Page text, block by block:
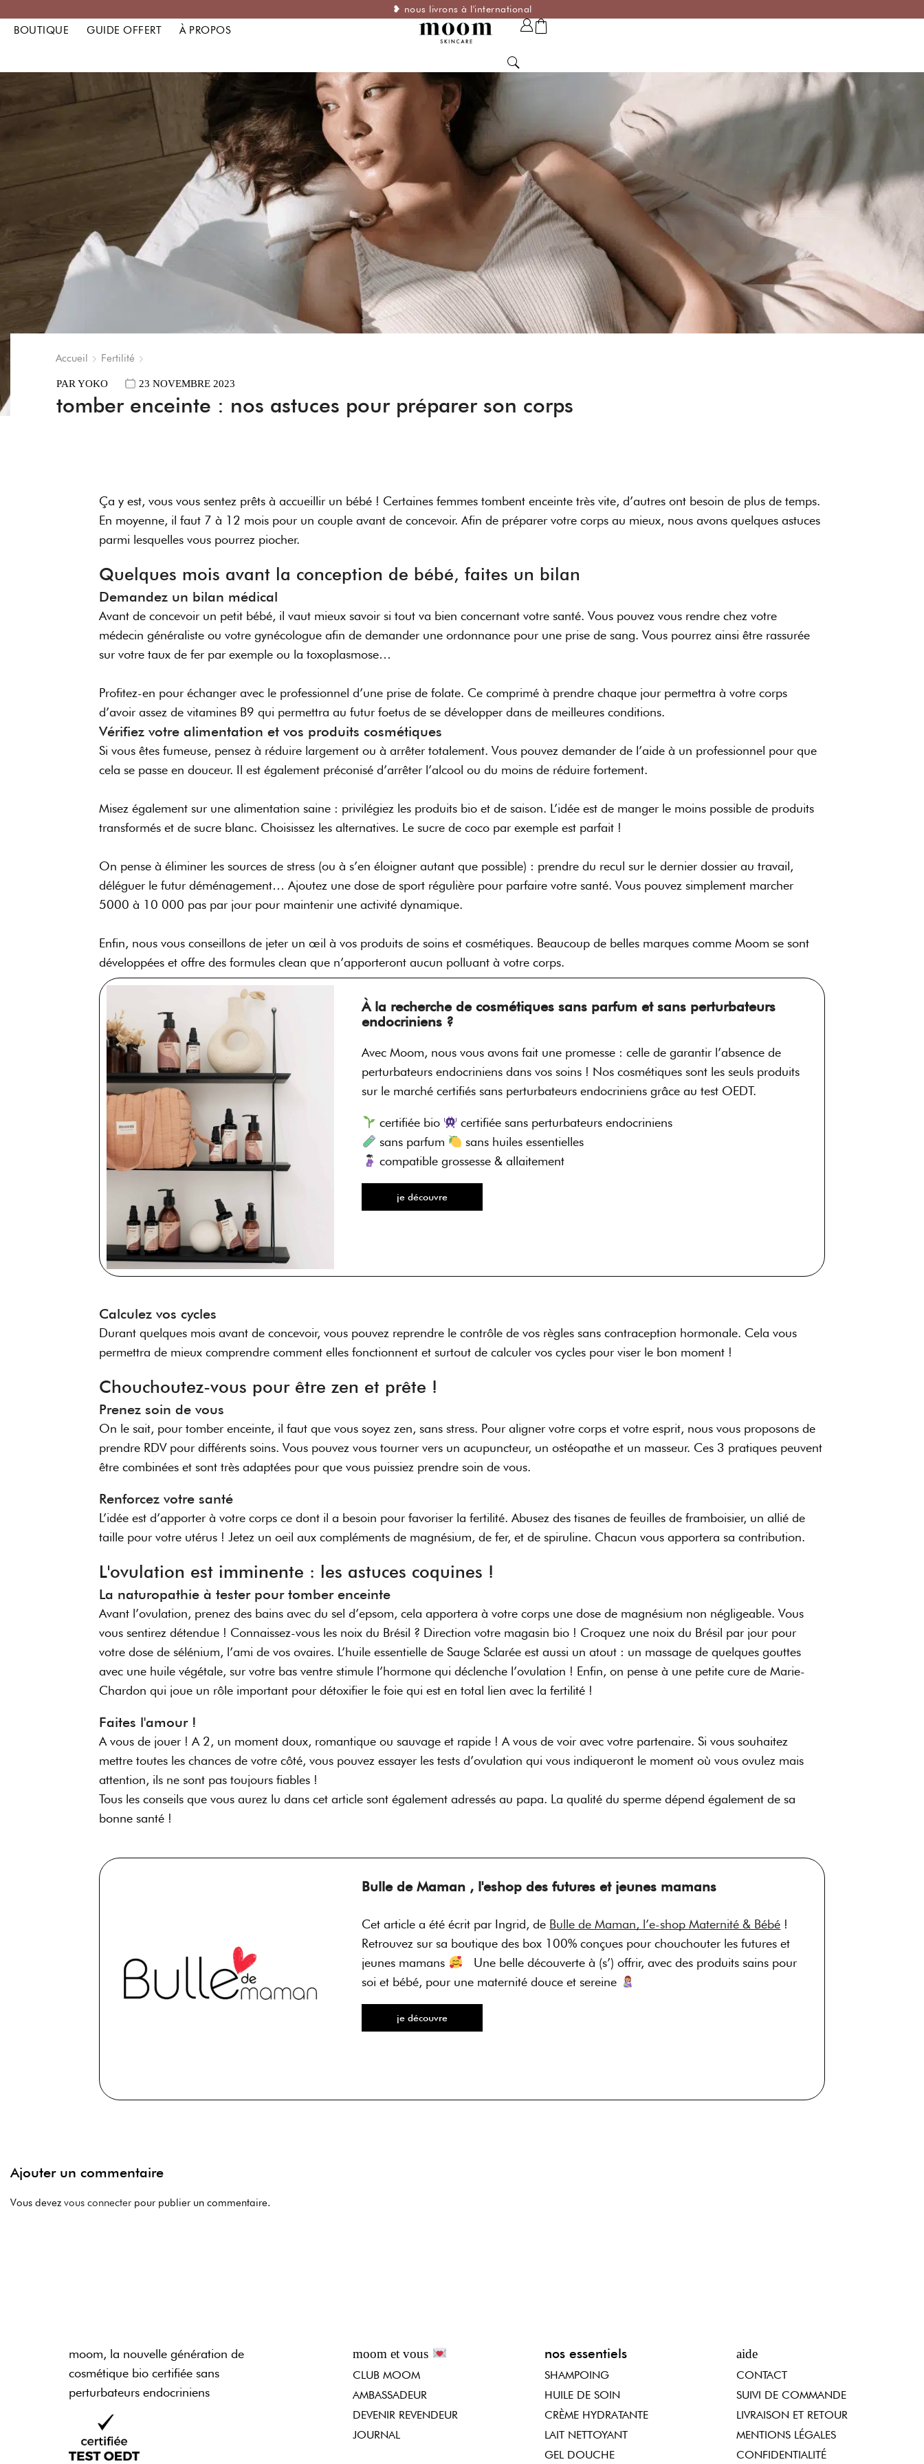
❥ nous livrons à l'international
BOUTIQUE GUIDE OFFERT À PROPOS
Accueil Fertilité
PAR YOKO 23 NOVEMBRE 2023
tomber enceinte : nos astuces pour préparer son corps
Ça y est, vous vous sentez prêts à accueillir un bébé ! Certaines femmes tombent enceinte très vite, d’autres ont besoin de plus de temps.
En moyenne, il faut 7 à 12 mois pour un couple avant de concevoir. Afin de préparer votre corps au mieux, nous avons quelques astuces
parmi lesquelles vous pourrez piocher.
Quelques mois avant la conception de bébé, faites un bilan
Demandez un bilan médical
Avant de concevoir un petit bébé, il vaut mieux savoir si tout va bien concernant votre santé. Vous pouvez vous rendre chez votre
médecin généraliste ou votre gynécologue afin de demander une ordonnance pour une prise de sang. Vous pourrez ainsi être rassurée
sur votre taux de fer par exemple ou la toxoplasmose…
Profitez-en pour échanger avec le professionnel d’une prise de folate. Ce comprimé à prendre chaque jour permettra à votre corps
d’avoir assez de vitamines B9 qui permettra au futur foetus de se développer dans de meilleures conditions.
Vérifiez votre alimentation et vos produits cosmétiques
Si vous êtes fumeuse, pensez à réduire largement ou à arrêter totalement. Vous pouvez demander de l’aide à un professionnel pour que
cela se passe en douceur. Il est également préconisé d’arrêter l’alcool ou du moins de réduire fortement.
Misez également sur une alimentation saine : privilégiez les produits bio et de saison. L’idée est de manger le moins possible de produits
transformés et de sucre blanc. Choisissez les alternatives. Le sucre de coco par exemple est parfait !
On pense à éliminer les sources de stress (ou à s’en éloigner autant que possible) : prendre du recul sur le dernier dossier au travail,
déléguer le futur déménagement… Ajoutez une dose de sport régulière pour parfaire votre santé. Vous pouvez simplement marcher
5000 à 10 000 pas par jour pour maintenir une activité dynamique.
Enfin, nous vous conseillons de jeter un œil à vos produits de soins et cosmétiques. Beaucoup de belles marques comme Moom se sont
développées et offre des formules clean que n’apporteront aucun polluant à votre corps.
À la recherche de cosmétiques sans parfum et sans perturbateurs
endocriniens ?
Avec Moom, nous vous avons fait une promesse : celle de garantir l’absence de
perturbateurs endocriniens dans vos soins ! Nos cosmétiques sont les seuls produits
sur le marché certifiés sans perturbateurs endocriniens grâce au test OEDT.
certifiée bio
certifiée sans perturbateurs endocriniens
sans parfum
sans huiles essentielles
compatible grossesse & allaitement
je découvre
Calculez vos cycles
Durant quelques mois avant de concevoir, vous pouvez reprendre le contrôle de vos règles sans contraception hormonale. Cela vous
permettra de mieux comprendre comment elles fonctionnent et surtout de calculer vos cycles pour viser le bon moment !
Chouchoutez-vous pour être zen et prête !
Prenez soin de vous
On le sait, pour tomber enceinte, il faut que vous soyez zen, sans stress. Pour aligner votre corps et votre esprit, nous vous proposons de
prendre RDV pour différents soins. Vous pouvez vous tourner vers un acupuncteur, un ostéopathe et un masseur. Ces 3 pratiques peuvent
être combinées et sont très adaptées pour que vous puissiez prendre soin de vous.
Renforcez votre santé
L’idée est d’apporter à votre corps ce dont il a besoin pour favoriser la fertilité. Abusez des tisanes de feuilles de framboisier, un allié de
taille pour votre utérus ! Jetez un oeil aux compléments de magnésium, de fer, et de spiruline. Chacun vous apportera sa contribution.
L'ovulation est imminente : les astuces coquines !
La naturopathie à tester pour tomber enceinte
Avant l’ovulation, prenez des bains avec du sel d’epsom, cela apportera à votre corps une dose de magnésium non négligeable. Vous
vous sentirez détendue ! Connaissez-vous les noix du Brésil ? Direction votre magasin bio ! Croquez une noix du Brésil par jour pour
votre dose de sélénium, l’ami de vos ovaires. L’huile essentielle de Sauge Sclarée est aussi un atout : un massage de quelques gouttes
avec une huile végétale, sur votre bas ventre stimule l’hormone qui déclenche l’ovulation ! Enfin, on pense à une petite cure de Marie-
Chardon qui joue un rôle important pour détoxifier le foie qui est en total lien avec la fertilité !
Faites l'amour !
A vous de jouer ! A 2, un moment doux, romantique ou sauvage et rapide ! A vous de voir avec votre partenaire. Si vous souhaitez
mettre toutes les chances de votre côté, vous pouvez essayer les tests d’ovulation qui vous indiqueront le moment où vous ovulez mais
attention, ils ne sont pas toujours fiables !
Tous les conseils que vous aurez lu dans cet article sont également adressés au papa. La qualité du sperme dépend également de sa
bonne santé !
Bulle de Maman , l'eshop des futures et jeunes mamans
Cet article a été écrit par Ingrid, de Bulle de Maman, l’e-shop Maternité & Bébé !
Retrouvez sur sa boutique des box 100% conçues pour chouchouter les futures et
jeunes mamans
Une belle découverte à (s’) offrir, avec des produits sains pour
soi et bébé, pour une maternité douce et sereine
je découvre
Ajouter un commentaire
Vous devez vous connecter pour publier un commentaire.
moom, la nouvelle génération de
cosmétique bio certifiée sans
perturbateurs endocriniens
moom et vous
CLUB MOOM
AMBASSADEUR
DEVENIR REVENDEUR
JOURNAL
nos essentiels
SHAMPOING
HUILE DE SOIN
CRÈME HYDRATANTE
LAIT NETTOYANT
GEL DOUCHE
aide
CONTACT
SUIVI DE COMMANDE
LIVRAISON ET RETOUR
MENTIONS LÉGALES
CONFIDENTIALITÉ